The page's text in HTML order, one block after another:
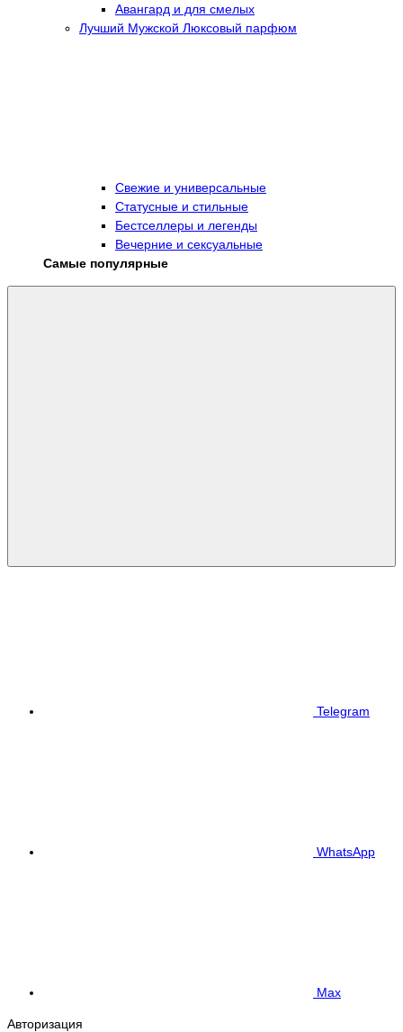
Авангард и для смелых
Лучший Мужской Люксовый парфюм
Свежие и универсальные
Статусные и стильные
Бестселлеры и легенды
Вечерние и сексуальные
Самые популярные
Telegram
WhatsApp
Max
Авторизация